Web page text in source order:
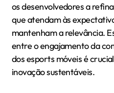
os desenvolvedores a
que atendam às
mantenham a relevância.
entre o engajamento da
dos esports móveis é
inovação sustentáveis.